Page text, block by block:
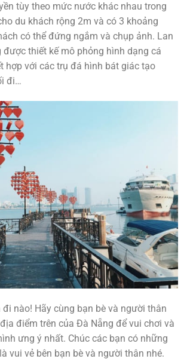
tùy theo mức nước khác nhau trong
du khách rộng 2m và có 3 khoảng
có thể đứng ngắm và chụp ảnh. Lan
được thiết kế mô phỏng hình dạng cá
hợp với các trụ đá hình bát giác tạo
đi…
đi nào! Hãy cùng bạn bè và người thân
điểm trên của Đà Nẵng để vui chơi và
ưng ý nhất. Chúc các bạn có những
vui vẻ bên bạn bè và người thân nhé.